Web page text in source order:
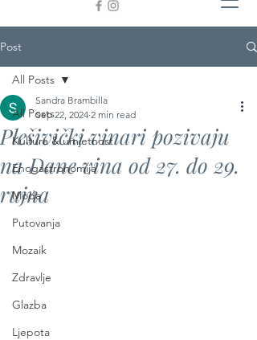
Post
All Posts
Kultura & umjetnost
Enogastronomija
Moda
Putovanja
Mozaik
Zdravlje
Glazba
Ljepota
All Posts
Plešivički vinari pozivaju
na Dane vina od 27. do 29.
rujna
Sandra Brambilla
Sep 22, 2024 2 min read